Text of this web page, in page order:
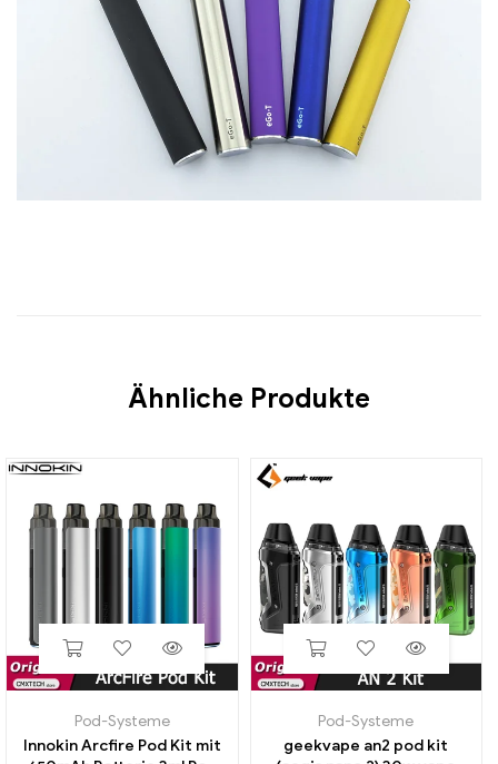
Ähnliche Produkte
Pod-Systeme
Innokin Arcfire Pod Kit mit
Pod-Systeme
geekvape an2 pod kit